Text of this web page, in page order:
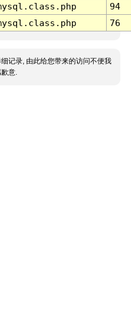
94
76
记录, 由此给您带来的访问不便我
意.